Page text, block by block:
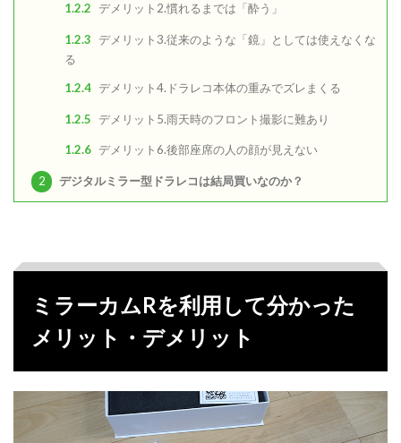
1.2.2 デメリット2.慣れるまでは「酔う」
1.2.3
デメリット3.従来のような「鏡」としては使えなくな
る
1.2.4 デメリット4.ドラレコ本体の重みでズレまくる
1.2.5 デメリット5.雨天時のフロント撮影に難あり
1.2.6 デメリット6.後部座席の人の顔が見えない
2 デジタルミラー型ドラレコは結局買いなのか？
ミラーカムRを利用して分かった
メリット・デメリット